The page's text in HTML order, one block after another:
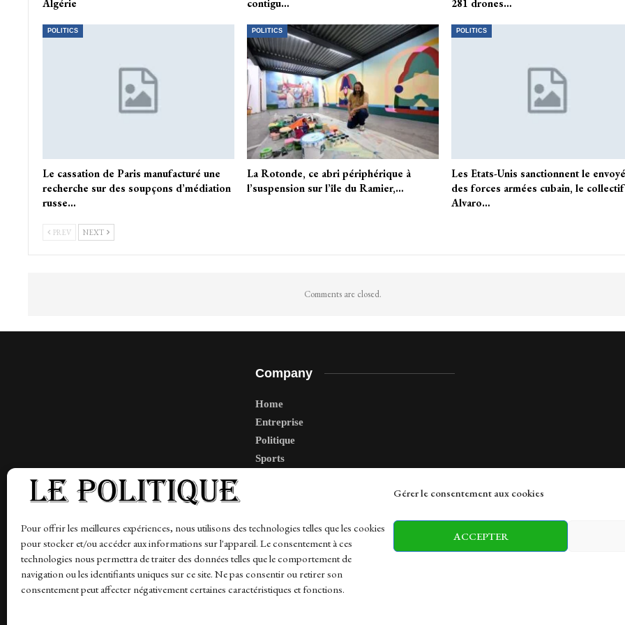
Gérer le consentement aux cookies
Pour offrir les meilleures expériences, nous utilisons des technologies telles que les cookies
pour stocker et/ou accéder aux informations sur l'appareil. Le consentement à ces
technologies nous permettra de traiter des données telles que le comportement de
navigation ou les identifiants uniques sur ce site. Ne pas consentir ou retirer son
consentement peut affecter négativement certaines caractéristiques et fonctions.
ACCEPTER
Algérie contigu… 281 drones…
POLITICS
Le cassation de Paris manufacturé une
recherche sur des soupçons d’médiation
russe…
POLITICS
La Rotonde, ce abri périphérique à
l’suspension sur l’île du Ramier,…
POLITICS
Les Etats-Unis sanctionnent le
des forces armées cubain, le collectif
Alvaro…
PREV NEXT
Comments are closed.
Company
Home
Entreprise
Politique
Sports
News Finance-Marches Business